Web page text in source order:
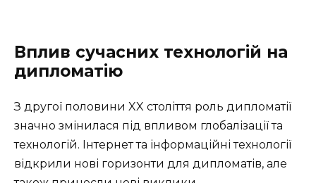
Вплив сучасних технологій на
дипломатію
З другої половини XX століття роль дипломатії
значно змінилася під впливом глобалізації та
технологій. Інтернет та інформаційні технології
відкрили нові горизонти для дипломатів, але